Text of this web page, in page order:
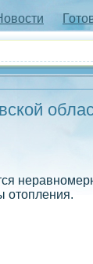
отопления.